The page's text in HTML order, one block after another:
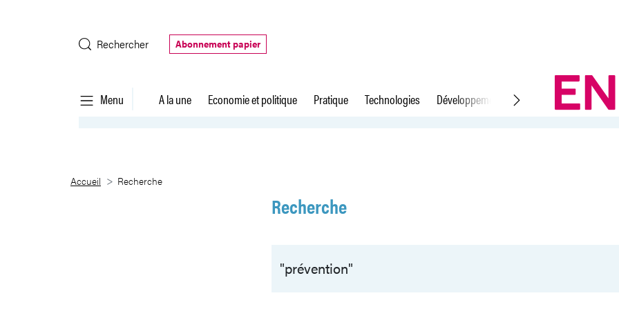
Rechercher
Abonnement papier
Menu A la une Economie et politique Pratique Technologies Développement durable Droit du travail
Recherche
Accueil Recherche
Recherche